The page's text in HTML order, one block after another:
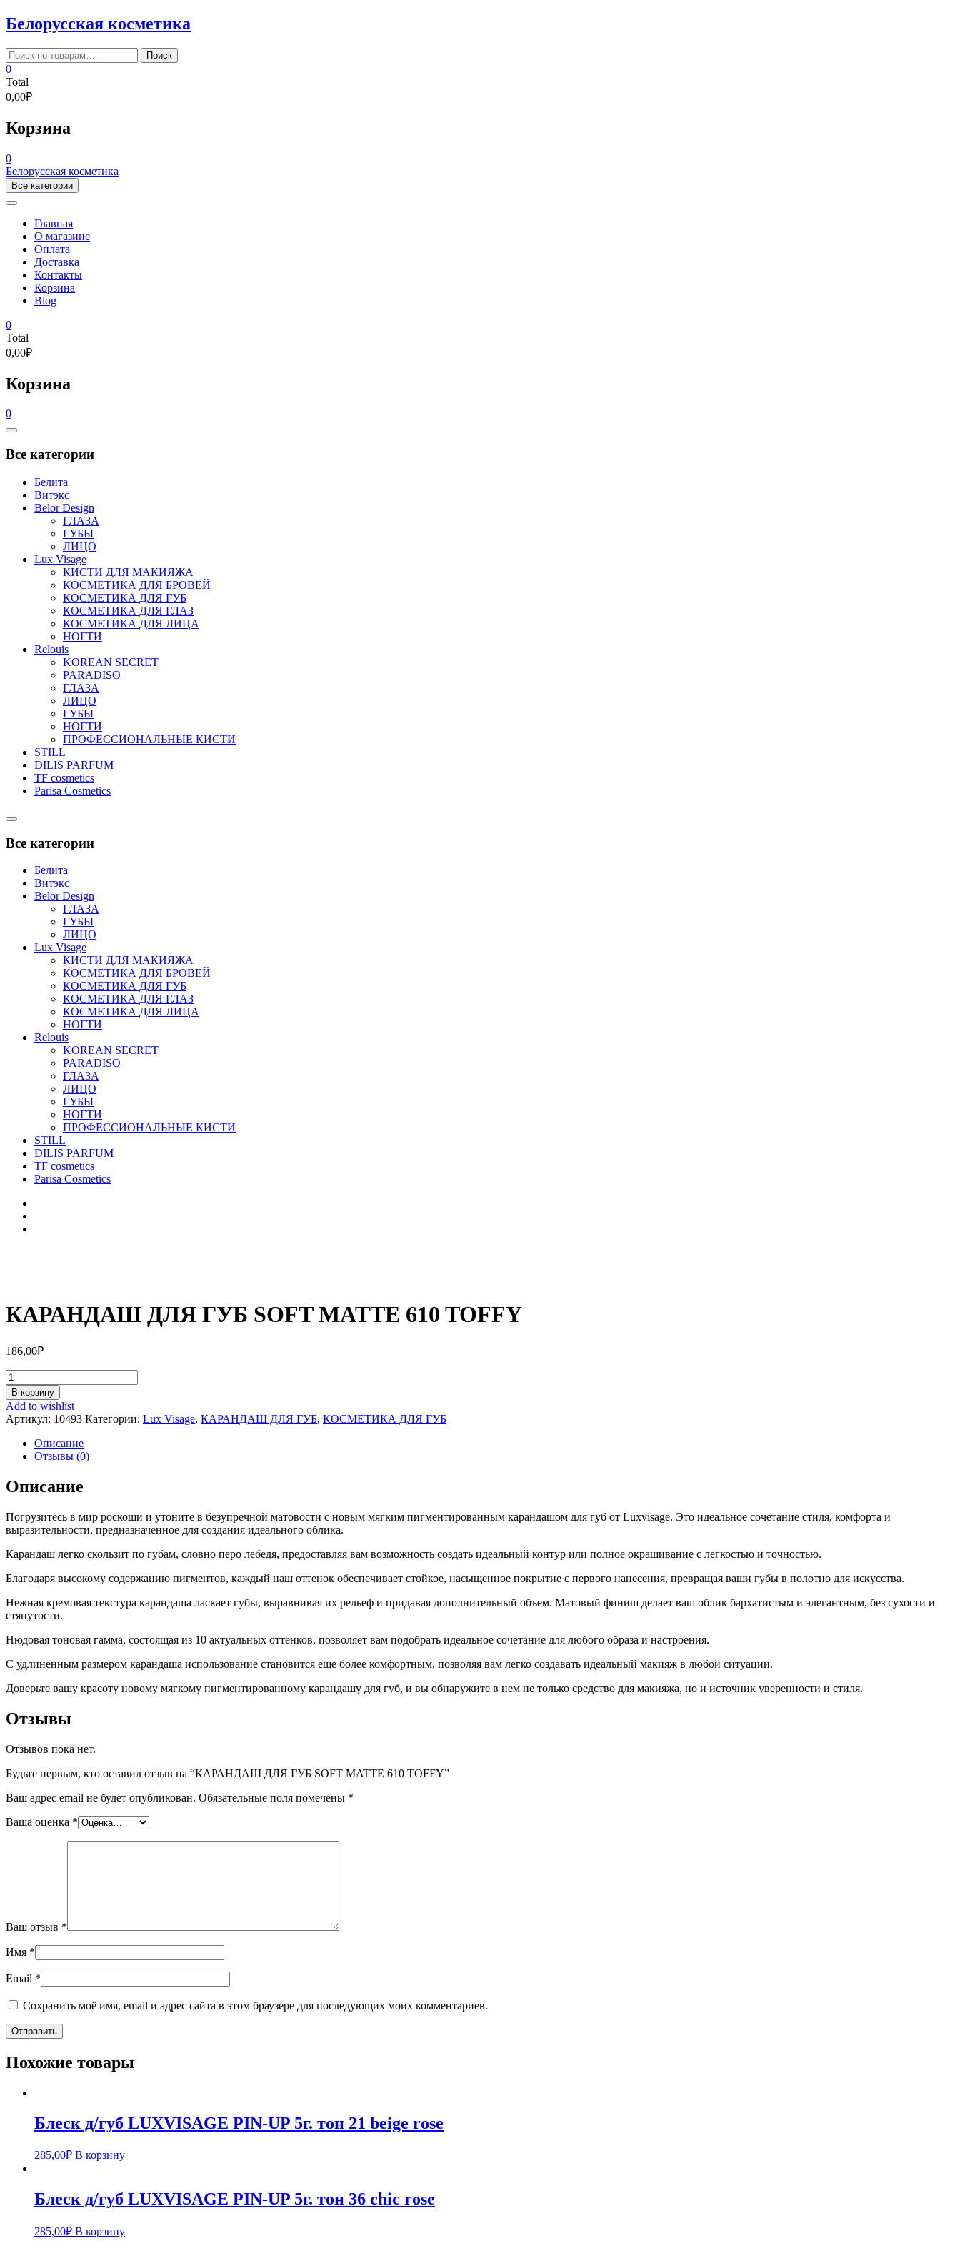
Skip
to
content
Белорусская косметика
Искать: Поиск
0
Total
0,00₽
Корзина
0
Белорусская косметика
Все категории
Главная
О магазине
Оплата
Доставка
Контакты
Корзина
Blog
0
Total
0,00₽
Корзина
0
Catalog
Все категории
Белита
Витэкс
Belor Design
ГЛАЗА
ГУБЫ
ЛИЦО
Lux Visage
КИСТИ ДЛЯ МАКИЯЖА
КОСМЕТИКА ДЛЯ БРОВЕЙ
КОСМЕТИКА ДЛЯ ГУБ
КОСМЕТИКА ДЛЯ ГЛАЗ
КОСМЕТИКА ДЛЯ ЛИЦА
НОГТИ
Relouis
KOREAN SECRET
PARADISO
ГЛАЗА
ЛИЦО
ГУБЫ
НОГТИ
ПРОФЕССИОНАЛЬНЫЕ КИСТИ
STILL
DILIS PARFUM
TF cosmetics
Parisa Cosmetics
Catalog
Все категории
Белита
Витэкс
Belor Design
ГЛАЗА
ГУБЫ
ЛИЦО
Lux Visage
КИСТИ ДЛЯ МАКИЯЖА
КОСМЕТИКА ДЛЯ БРОВЕЙ
КОСМЕТИКА ДЛЯ ГУБ
КОСМЕТИКА ДЛЯ ГЛАЗ
КОСМЕТИКА ДЛЯ ЛИЦА
НОГТИ
Relouis
KOREAN SECRET
PARADISO
ГЛАЗА
ЛИЦО
ГУБЫ
НОГТИ
ПРОФЕССИОНАЛЬНЫЕ КИСТИ
STILL
DILIS PARFUM
TF cosmetics
Parisa Cosmetics
КАРАНДАШ ДЛЯ ГУБ SOFT MATTE 610 TOFFY
186,00₽
Количество
КАРАНДАШ
ДЛЯ
ГУБ
SOFT
MATTE
TOFFY
В корзину
Add to wishlist
Артикул: 10493 Категории: Lux Visage, КАРАНДАШ ДЛЯ ГУБ, КОСМЕТИКА ДЛЯ ГУБ
Описание
Отзывы (0)
Описание
Погрузитесь в мир роскоши и утоните в безупречной матовости с новым мягким пигментированным карандашом для губ от Luxvisage. Это идеальное сочетание стиля, комфорта и
выразительности, предназначенное для создания идеального облика.
Карандаш легко скользит по губам, словно перо лебедя, предоставляя вам возможность создать идеальный контур или полное окрашивание с легкостью и точностью.
Благодаря высокому содержанию пигментов, каждый наш оттенок обеспечивает стойкое, насыщенное покрытие с первого нанесения, превращая ваши губы в полотно для искусства.
Нежная кремовая текстура карандаша ласкает губы, выравнивая их рельеф и придавая дополнительный объем. Матовый финиш делает ваш облик бархатистым и элегантным, без сухости и
стянутости.
Нюдовая тоновая гамма, состоящая из 10 актуальных оттенков, позволяет вам подобрать идеальное сочетание для любого образа и настроения.
С удлиненным размером карандаша использование становится еще более комфортным, позволяя вам легко создавать идеальный макияж в любой ситуации.
Доверьте вашу красоту новому мягкому пигментированному карандашу для губ, и вы обнаружите в нем не только средство для макияжа, но и источник уверенности и стиля.
Отзывы
Отзывов пока нет.
Будьте первым, кто оставил отзыв на “КАРАНДАШ ДЛЯ ГУБ SOFT MATTE 610 TOFFY”
Ваш адрес email не будет опубликован. Обязательные поля помечены *
Ваша оценка *
Ваш отзыв *
Имя *
Email *
Сохранить моё имя, email и адрес сайта в этом браузере для последующих моих комментариев.
Похожие товары
Блеск д/губ LUXVISAGE PIN-UP 5г. тон 21 beige rose
285,00₽ В корзину
Блеск д/губ LUXVISAGE PIN-UP 5г. тон 36 chic rose
285,00₽ В корзину